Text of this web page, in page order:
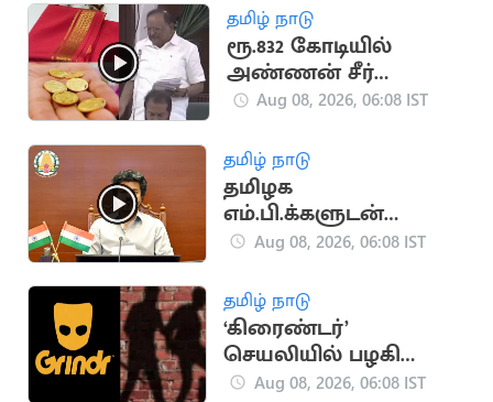
தமிழ் நாடு
ரூ.832 கோடியில்
அண்ணன் சீர்
திட்டத்தை
ரகுபதி பேச்சு
Aug 08, 2026, 06:08 IST
தமிழ் நாடு
தமிழக
எம்.பி.க்களுடன்
முதலமைச்சர் விஜய்
Aug 08, 2026, 06:08 IST
தமிழ் நாடு
‘கிரைண்டர்’
செயலியில் பழகி
ஆடிட்டரிடம்
Aug 08, 2026, 06:08 IST